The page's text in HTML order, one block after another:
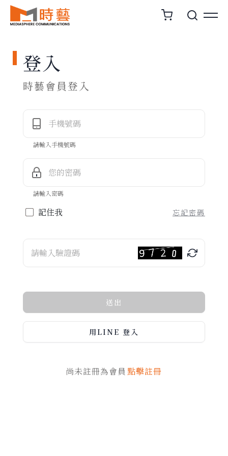
登入
時藝會員登入
手機號碼
請輸入手機號碼
您的密碼
請輸入密碼
記住我 忘記密碼
送出
用LINE 登入
尚未註冊為會員點擊註冊